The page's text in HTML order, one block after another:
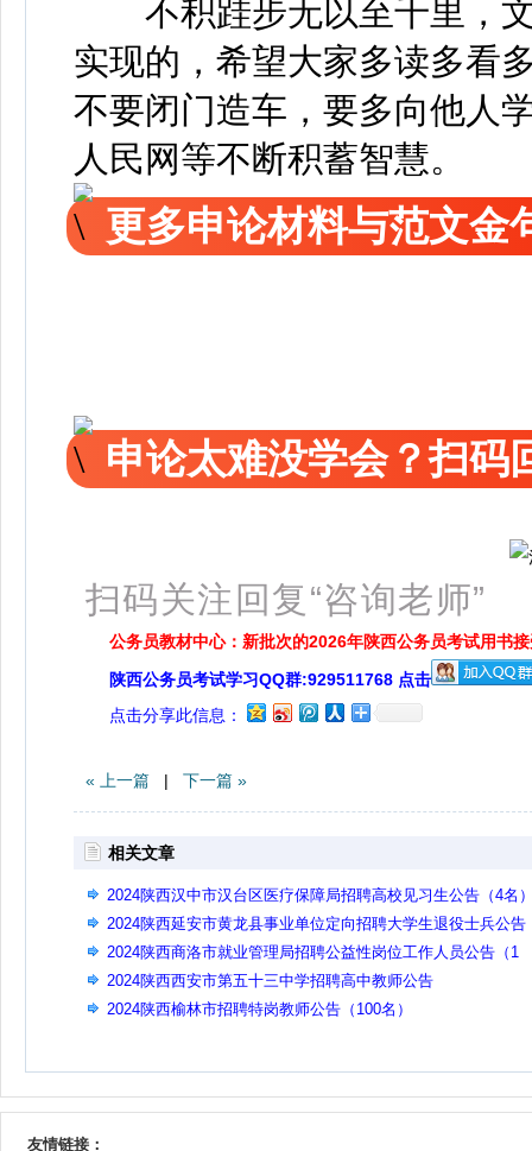
不积跬步无以至千里，文
实现的，希望大家多读多看
不要闭门造车，要多向他人
人民网等不断积蓄智慧。
更多申论材料与范文金
申论太难没学会？扫码
扫码关注回复“咨询老师”
公务员教材中心：新批次的2026年陕西公务员考试用书
陕西公务员考试学习QQ群:929511768 点击
点击分享此信息：
« 上一篇 | 下一篇 »
相关文章
2024陕西汉中市汉台区医疗保障局招聘高校见习生公告（4名
2024陕西延安市黄龙县事业单位定向招聘大学生退役士兵公告
（1名）
2024陕西商洛市就业管理局招聘公益性岗位工作人员公告（1
名）
2024陕西西安市第五十三中学招聘高中教师公告
2024陕西榆林市招聘特岗教师公告（100名）
友情链接：